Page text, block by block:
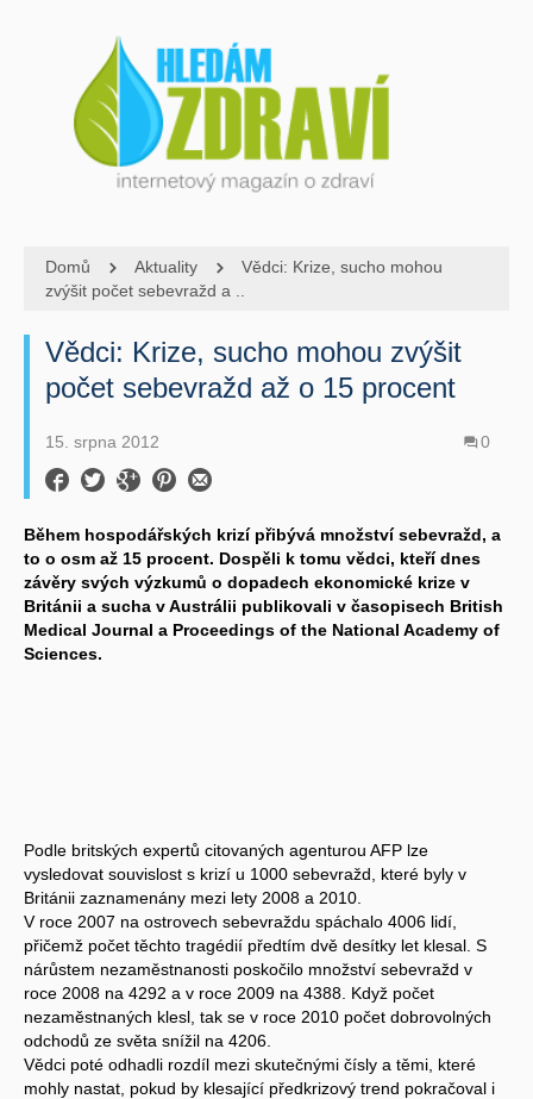
Domů Aktuality
Vědci: Krize, sucho mohou
zvýšit počet sebevražd a ..
Vědci: Krize, sucho mohou zvýšit
počet sebevražd až o 15 procent
15. srpna 2012 0
Během hospodářských krizí přibývá množství sebevražd, a
to o osm až 15 procent. Dospěli k tomu vědci, kteří dnes
závěry svých výzkumů o dopadech ekonomické krize v
Británii a sucha v Austrálii publikovali v časopisech British
Medical Journal a Proceedings of the National Academy of
Sciences.
Podle britských expertů citovaných agenturou AFP lze
vysledovat souvislost s krizí u 1000 sebevražd, které byly v
Británii zaznamenány mezi lety 2008 a 2010.
V roce 2007 na ostrovech sebevraždu spáchalo 4006 lidí,
přičemž počet těchto tragédií předtím dvě desítky let klesal. S
nárůstem nezaměstnanosti poskočilo množství sebevražd v
roce 2008 na 4292 a v roce 2009 na 4388. Když počet
nezaměstnaných klesl, tak se v roce 2010 počet dobrovolných
odchodů ze světa snížil na 4206.
Vědci poté odhadli rozdíl mezi skutečnými čísly a těmi, které
mohly nastat, pokud by klesající předkrizový trend pokračoval i